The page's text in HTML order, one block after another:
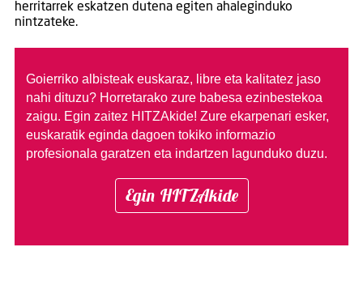
herritarrek eskatzen dutena egiten ahaleginduko
nintzateke.
Goierriko albisteak euskaraz, libre eta kalitatez jaso
nahi dituzu? Horretarako zure babesa ezinbestekoa
zaigu. Egin zaitez HITZAkide! Zure ekarpenari esker,
euskaratik eginda dagoen tokiko informazio
profesionala garatzen eta indartzen lagunduko duzu.
Egin HITZAkide